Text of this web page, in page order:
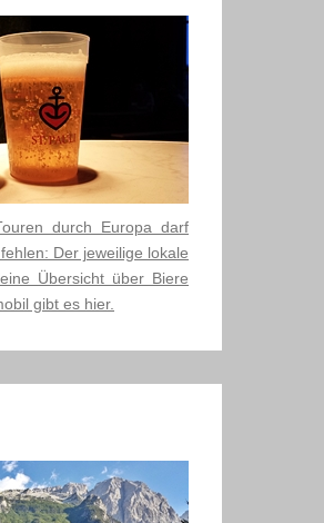
durch Europa darf
Der jeweilige lokale
Übersicht über Biere
gibt es hier.